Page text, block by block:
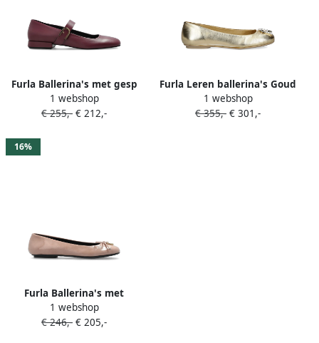
Furla Ballerina's met gesp
Paars
1 webshop
€ 255,- € 212,-
Furla Leren ballerina's Goud
1 webshop
€ 355,- € 301,-
16%
Furla Ballerina's met
logoplakkaat Roze
1 webshop
€ 246,- € 205,-